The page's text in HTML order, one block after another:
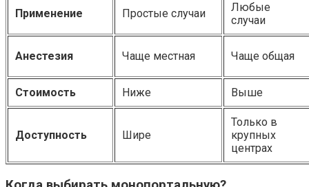
Применение Простые случаи
Любые
случаи
Анестезия Чаще местная Чаще общая
Стоимость Ниже Выше
Доступность Шире
Только в
крупных
центрах